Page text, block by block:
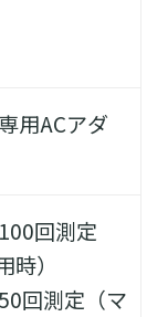
用ACアダ
回測定
）
回測定（マ